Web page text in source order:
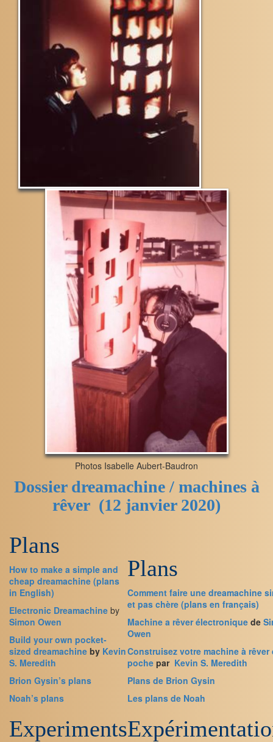
Photos Isabelle Aubert-Baudron
Dossier dreamachine / machines à
rêver (12 janvier 2020)
Plans
How to make a simple and
cheap dreamachine (plans
in English)
Electronic Dreamachine by
Simon Owen
Build your own pocket-
sized dreamachine by Kevin
S. Meredith
Brion Gysin’s plans
Noah’s plans
Experiments
Plans
Comment faire une dreamachine
et pas chère (plans en français)
Machine a rêver électronique de
Owen
Construisez votre machine à rêver
poche par Kevin S. Meredith
Plans de Brion Gysin
Les plans de Noah